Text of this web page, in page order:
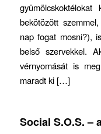
bekötözött
nap fogat mosni?),
belső szervekkel.
vérnyomását is
maradt ki […]
Social S.O.S. –